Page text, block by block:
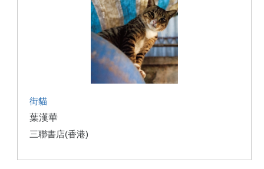
街貓
葉漢華
三聯書店(香港)